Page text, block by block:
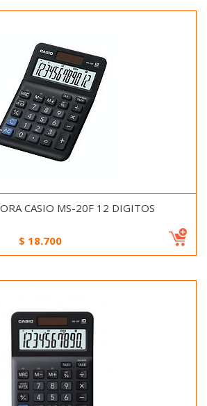
CASIO MS-20F 12 DIGITOS
$ 18.700